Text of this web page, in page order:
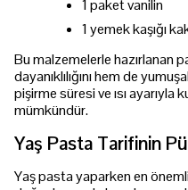
1 paket vanilin
1 yemek kaşığı
Bu malzemelerle hazırlanan
dayanıklılığını hem de
pişirme süresi ve ısı
mümkündür.
Yaş Pasta Tarifinin
Yaş pasta yaparken en